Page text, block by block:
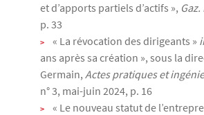
et d’apports partiels d’actifs », Gaz.
p. 33
« La révocation des dirigeants »
ans après sa création », sous la
Germain, Actes pratiques et
n° 3, mai-juin 2024, p. 16
« Le nouveau statut de